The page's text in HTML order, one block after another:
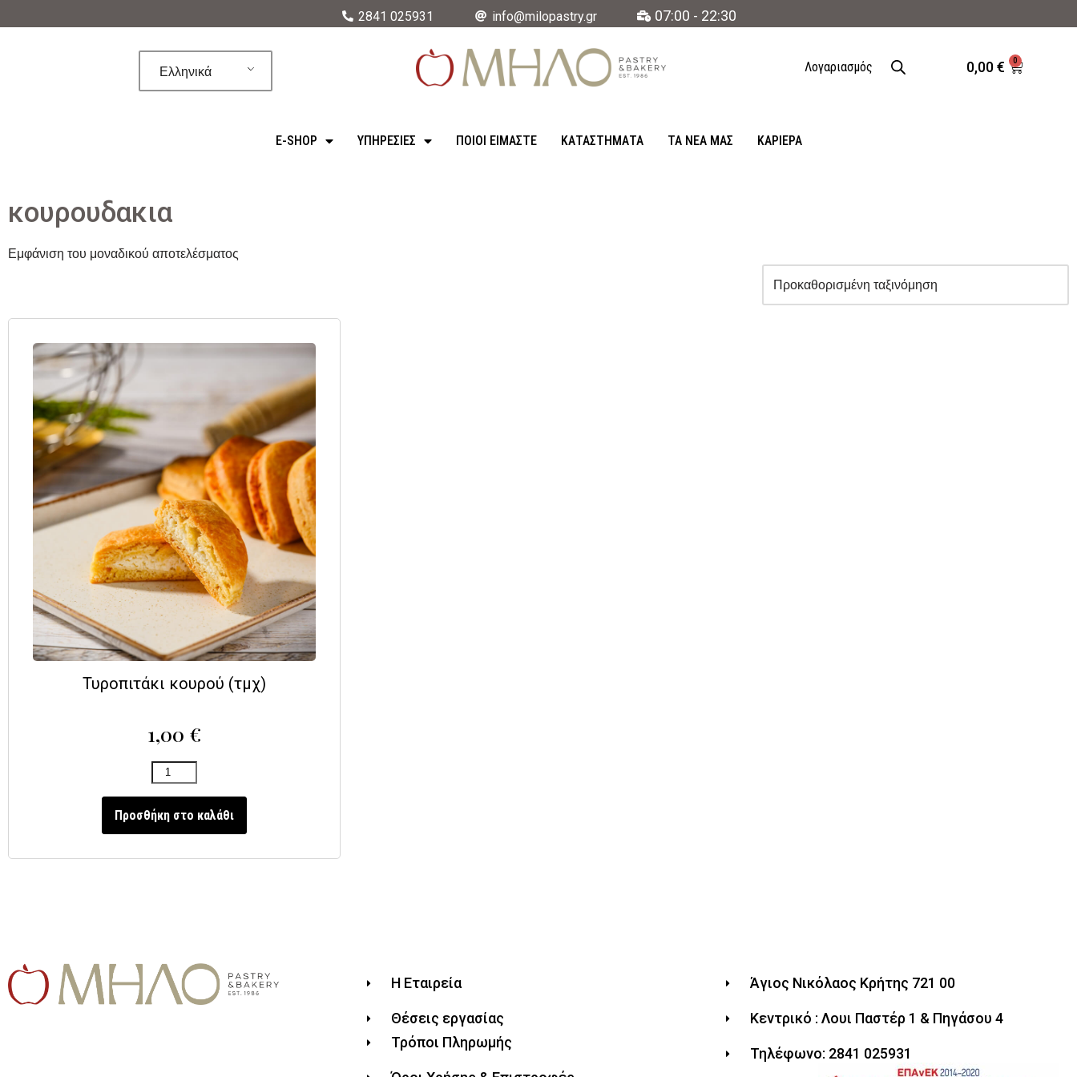
2841 025931 info@milopastry.gr 07:00 - 22:30
Ελληνικά Λογαριασμός 0,00€ 0
E-SHOP ΥΠΗΡΕΣΊΕΣ ΠΟΙΟΙ ΕΙΜΑΣΤΕ ΚΑΤΑΣΤΉΜΑΤΑ ΤΑ ΝΈΑ ΜΑΣ ΚΑΡΙΈΡΑ
κουρουδακια
Εμφάνιση του μοναδικού αποτελέσματος
Τυροπιτάκι κουρού (τμχ)
1,00 €
Προσθήκη στο καλάθι
Η Εταιρεία
Θέσεις εργασίας
Τρόποι Πληρωμής
Άγιος Νικόλαος Κρήτης 721 00
Κεντρικό : Λουι Παστέρ 1 & Πηγάσου 4
Τηλέφωνο: 2841 025931